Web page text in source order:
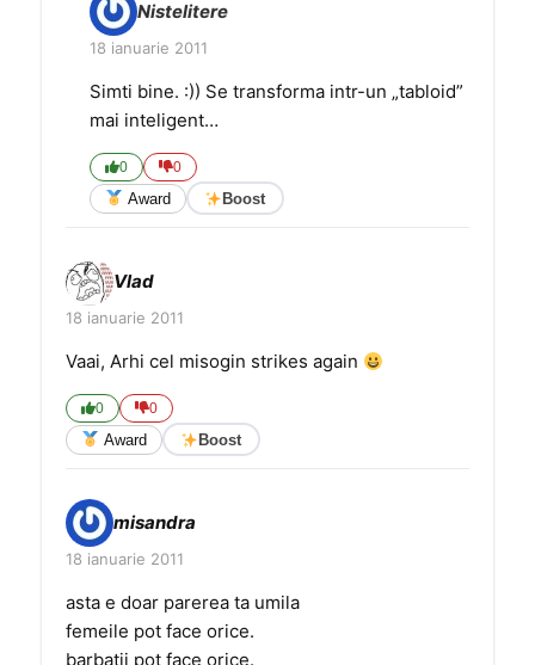
Nistelitere
18 ianuarie 2011
Simti bine. :)) Se transforma intr-un „tabloid”
mai inteligent…
0 0
Award Boost
Vlad
18 ianuarie 2011
Vaai, Arhi cel misogin strikes again
0 0
Award Boost
misandra
18 ianuarie 2011
asta e doar parerea ta umila
femeile pot face orice.
barbatii pot face orice.